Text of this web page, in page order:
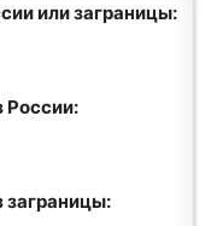
или заграницы:
России:
заграницы: